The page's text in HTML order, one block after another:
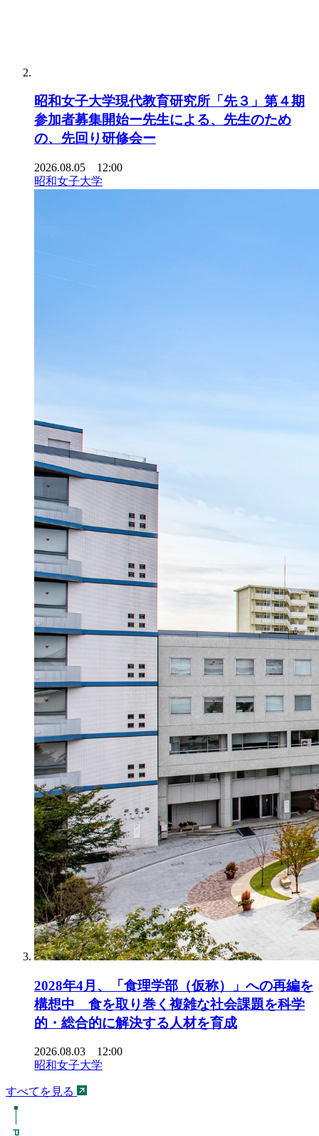
昭和女子大学現代教育研究所「先３」第４期
参加者募集開始ー先生による、先生のため
の、先回り研修会ー
2026.08.05 12:00
昭和女子大学
2028年4月、「食理学部（仮称）」への再編を
構想中 食を取り巻く複雑な社会課題を科学
的・総合的に解決する人材を育成
2026.08.03 12:00
昭和女子大学
すべてを見る